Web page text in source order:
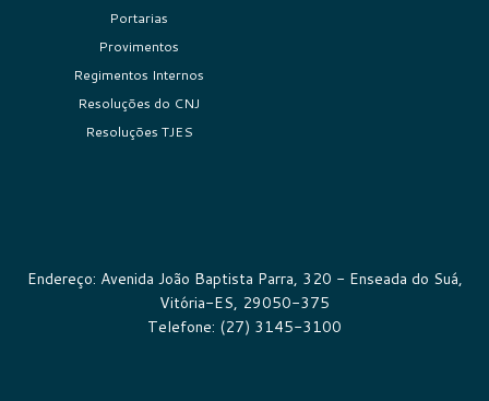
Portarias
Provimentos
Regimentos Internos
Resoluções do CNJ
Resoluções TJES
Endereço: Avenida João Baptista Parra, 320 - Enseada do Suá,
Vitória-ES, 29050-375
Telefone: (27) 3145-3100